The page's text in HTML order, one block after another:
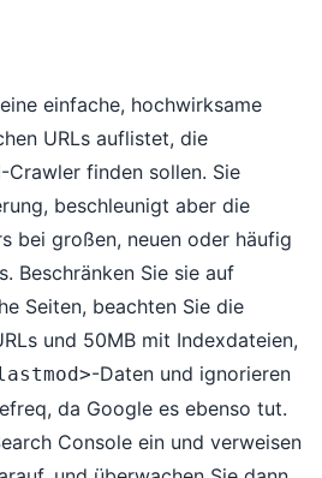
einfache, hochwirksame
URLs auflistet, die
Crawler finden sollen. Sie
beschleunigt aber die
bei großen, neuen oder häufig
Beschränken Sie sie auf
Seiten, beachten Sie die
und 50MB mit Indexdateien,
-Daten und ignorieren
da Google es ebenso tut.
Console ein und verweisen